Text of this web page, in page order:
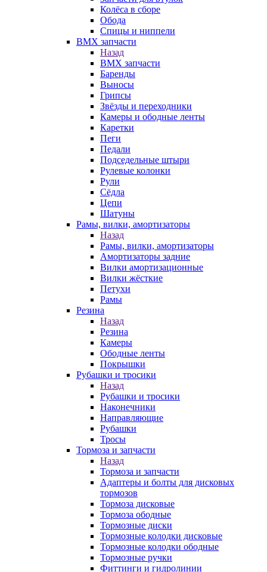
Колёса в сборе
Обода
Спицы и ниппели
BMX запчасти
Назад
BMX запчасти
Баренды
Выносы
Грипсы
Звёзды и переходники
Камеры и ободные ленты
Каретки
Пеги
Педали
Подседельные штыри
Рулевые колонки
Рули
Сёдла
Цепи
Шатуны
Рамы, вилки, амортизаторы
Назад
Рамы, вилки, амортизаторы
Амортизаторы задние
Вилки амортизационные
Вилки жёсткие
Петухи
Рамы
Резина
Назад
Резина
Камеры
Ободные ленты
Покрышки
Рубашки и тросики
Назад
Рубашки и тросики
Наконечники
Направляющие
Рубашки
Тросы
Тормоза и запчасти
Назад
Тормоза и запчасти
Адаптеры и болты для дисковых
тормозов
Тормоза дисковые
Тормоза ободные
Тормозные диски
Тормозные колодки дисковые
Тормозные колодки ободные
Тормозные ручки
Фиттинги и гидролинии